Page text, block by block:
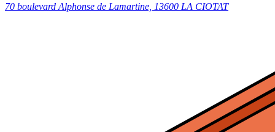
70 boulevard Alphonse de Lamartine, 13600 LA CIOTAT